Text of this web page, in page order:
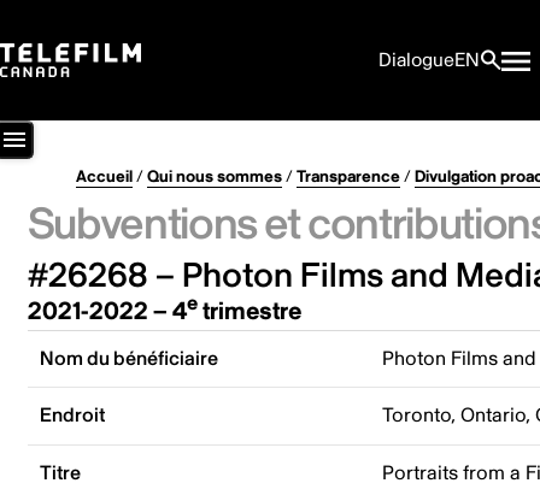
DialogueEN
Accueil/Qui nous sommes/Transparence/Divulgation
Subventions et
#26268 – Photon Films and
2021-2022 – 4etrimestre
Nom du bénéficiaire Photon Films
Endroit Toronto, Ontario,
Titre Portraits from a